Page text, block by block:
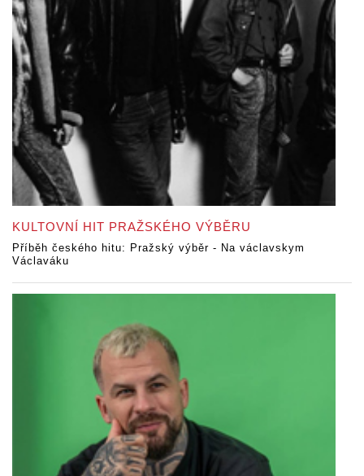
KULTOVNÍ HIT PRAŽSKÉHO VÝBĚRU
Příběh českého hitu: Pražský výběr - Na václavskym
Václaváku